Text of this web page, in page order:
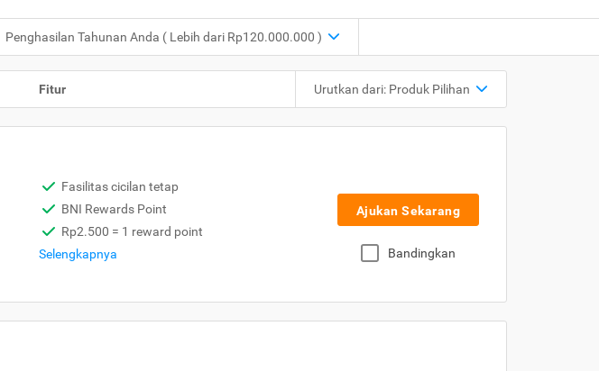
Penghasilan Tahunan Anda ( Lebih dari Rp120.000.000 )
Fitur Urutkan dari: Produk Pilihan
Fasilitas cicilan tetap
BNI Rewards Point
Rp2.500 = 1 reward point
Selengkapnya
Ajukan Sekarang
Bandingkan